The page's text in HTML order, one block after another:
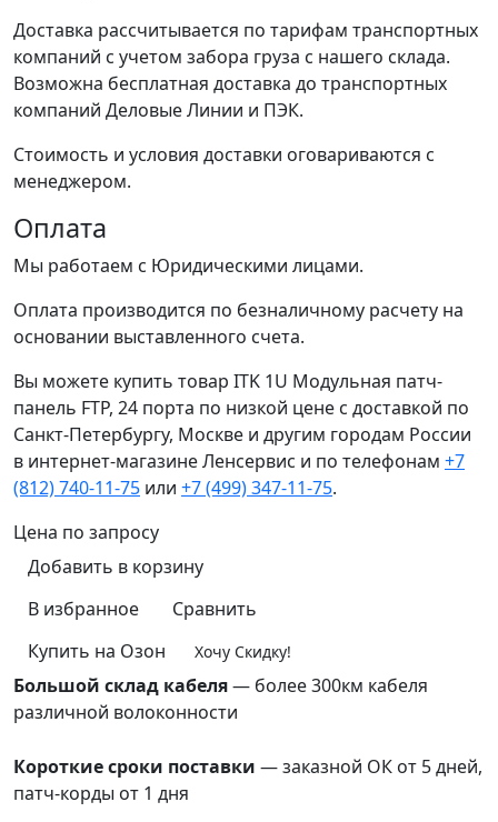
Доставка рассчитывается по тарифам транспортных
компаний с учетом забора груза с нашего склада.
Возможна бесплатная доставка до транспортных
компаний Деловые Линии и ПЭК.
Стоимость и условия доставки оговариваются с
менеджером.
Оплата
Мы работаем с Юридическими лицами.
Оплата производится по безналичному расчету на
основании выставленного счета.
Вы можете купить товар ITK 1U Модульная патч-
панель FTP, 24 порта по низкой цене с доставкой по
Санкт-Петербургу, Москве и другим городам России
в интернет-магазине Ленсервис и по телефонам +7
(812) 740-11-75 или +7 (499) 347-11-75.
Цена по запросу
Добавить в корзину
В избранное
Сравнить
Купить на Озон
Хочу Скидку!
Большой склад кабеля— более 300км кабеля
различной волоконности
Короткие сроки поставки — заказной ОК от 5 дней,
патч-корды от 1 дня